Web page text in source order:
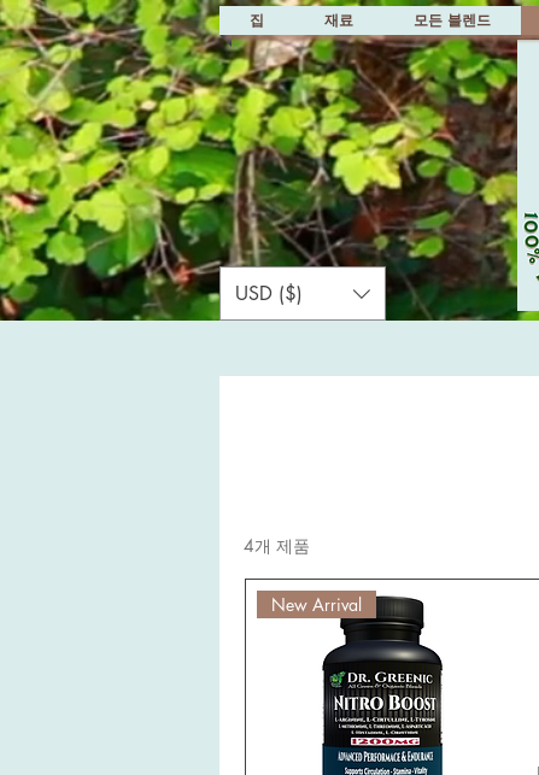
집 재료 모든 블렌드
USD ($)
4개 제품
New Arrival